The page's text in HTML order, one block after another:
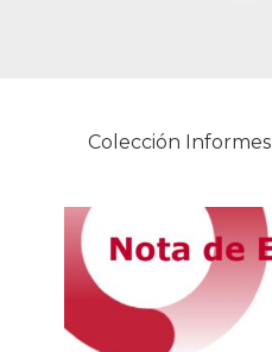
Colección Informes